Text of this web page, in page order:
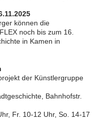
können die
noch bis zum 16.
in Kamen in
der Künstlergruppe
Bahnhofstr.
Fr. 10-12 Uhr, So. 14-17